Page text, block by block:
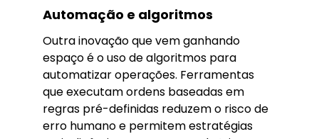
Automação e algoritmos
Outra inovação que vem ganhando
espaço é o uso de algoritmos para
automatizar operações. Ferramentas
que executam ordens baseadas em
regras pré-definidas reduzem o risco de
erro humano e permitem estratégias